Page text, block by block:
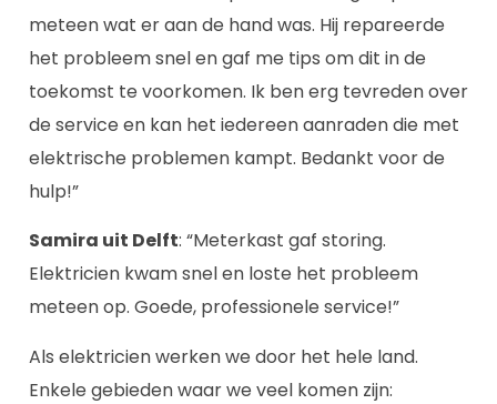
meteen wat er aan de hand was. Hij repareerde
het probleem snel en gaf me tips om dit in de
toekomst te voorkomen. Ik ben erg tevreden over
de service en kan het iedereen aanraden die met
elektrische problemen kampt. Bedankt voor de
hulp!”
Samira uit Delft: “Meterkast gaf storing.
Elektricien kwam snel en loste het probleem
meteen op. Goede, professionele service!”
Als elektricien werken we door het hele land.
Enkele gebieden waar we veel komen zijn: